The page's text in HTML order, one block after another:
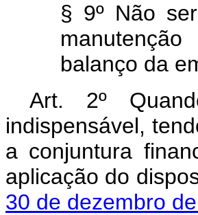
§ 9º Não
balanço da
Art. 2º
indispensável,
a conjuntura
aplicação do
30 de dezembro